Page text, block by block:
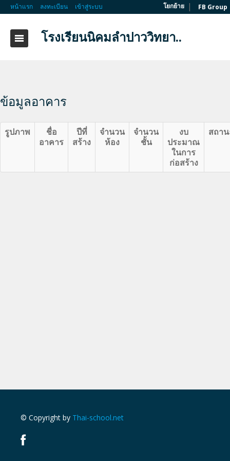
หน้าแรก ลงทะเบียน เข้าสู่ระบบ โยกย้าย | FB Group
โรงเรียนนิคมลำปาววิทยา..
ข้อมูลอาคาร
รูปภาพ
ชื่อ
อาคาร
ปีที่
สร้าง
จำนวน
ห้อง
จำนวน
ชั้น
งบ
ประมาณ
ในการ
ก่อสร้าง
สถา
© Copyright by Thai-school.net